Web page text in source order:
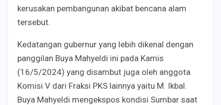
kerusakan pembangunan akibat bencana alam
tersebut.
Kedatangan gubernur yang lebih dikenal dengan
panggilan Buya Mahyeldi ini pada Kamis
(16/5/2024) yang disambut juga oleh anggota
Komisi V dari Fraksi PKS lainnya yaitu M. Ikbal.
Buya Mahyeldi mengekspos kondisi Sumbar saat